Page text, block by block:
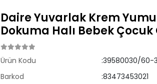
Daire Yuvarlak Krem
Dokuma Halı Bebek Çocuk
Ürün Kodu
:39580030/60-
Barkod
:83473453021